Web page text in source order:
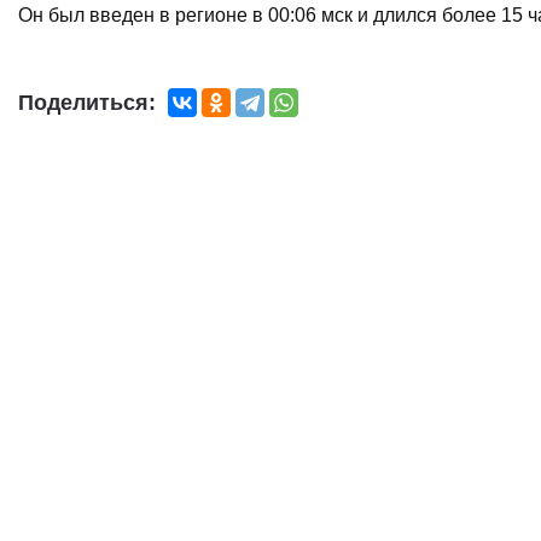
Он был введен в регионе в 00:06 мск и длился более 15
Поделиться: